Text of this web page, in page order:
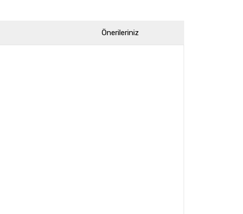
Önerileriniz